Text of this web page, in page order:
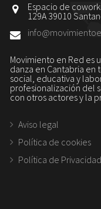
Espacio de
129A 39010
Movimiento en Red es
danza en Cantabria en
social, educativa y
profesionalización del
con otros actores y la
Aviso legal
Política de cookies
Política de Privacidad